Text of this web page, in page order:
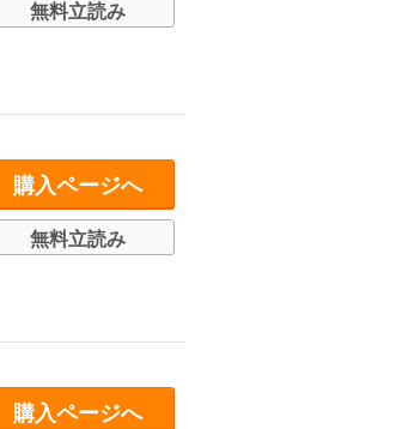
無料立読み
購入ページへ
無料立読み
購入ページへ